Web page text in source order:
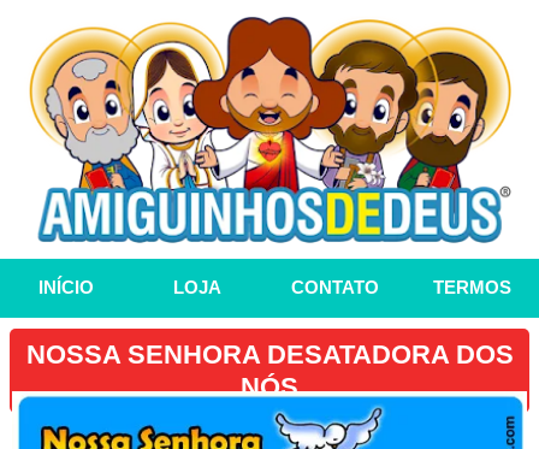
INÍCIO LOJA CONTATO TERMOS
NOSSA SENHORA DESATADORA DOS
NÓS